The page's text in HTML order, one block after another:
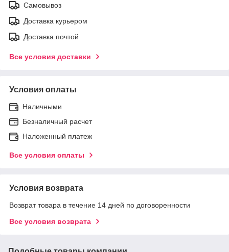
Самовывоз
Доставка курьером
Доставка почтой
Все условия доставки
Условия оплаты
Наличными
Безналичный расчет
Наложенный платеж
Все условия оплаты
Условия возврата
Возврат товара в течение 14 дней по договоренности
Все условия возврата